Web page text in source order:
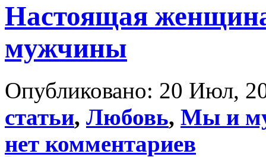
Настоящая
мужчины
Опубликовано: 20 Июл,
статьи, Любовь, Мы и
нет комментариев